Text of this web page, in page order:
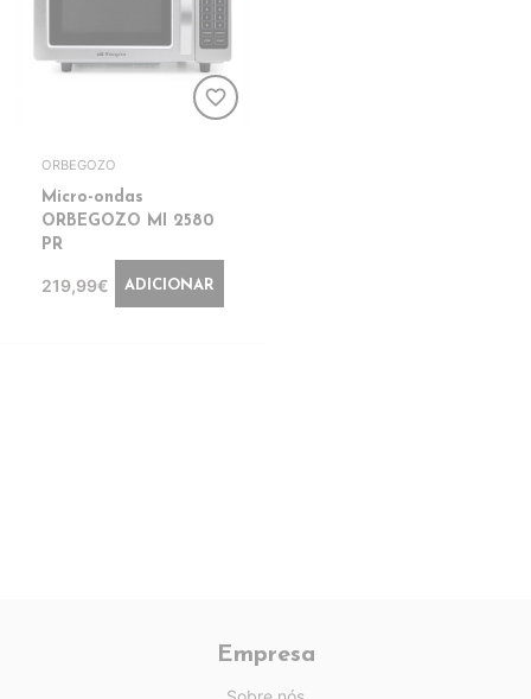
favorite_border
ORBEGOZO
Micro-ondas
ORBEGOZO MI 2580
PR
219,99€ ADICIONAR
Empresa